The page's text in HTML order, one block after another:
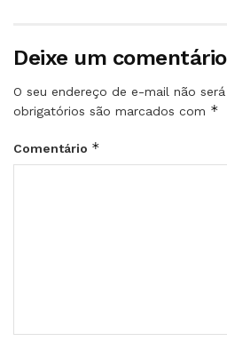
Deixe um comentário
O seu endereço de e-mail não
obrigatórios são marcados com *
Comentário *